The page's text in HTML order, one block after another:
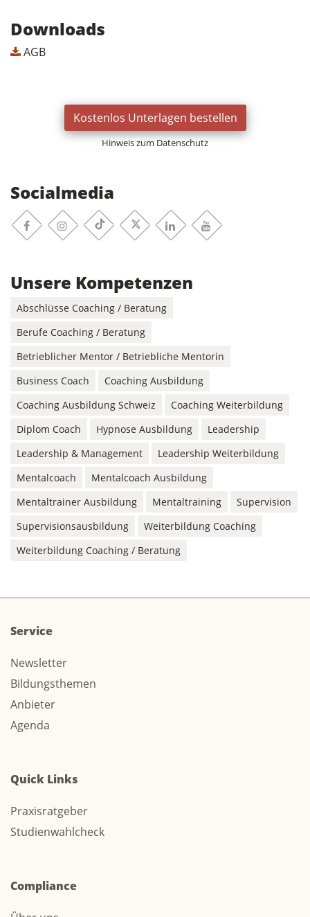
Downloads
AGB
Kostenlos Unterlagen bestellen
Hinweis zum Datenschutz
Socialmedia
FacebookInstagramTikTokX-TwitterLinkedinYoutube
Unsere Kompetenzen
Abschlüsse Coaching / Beratung
Berufe Coaching / Beratung
Betrieblicher Mentor / Betriebliche Mentorin
Business Coach
Coaching Ausbildung
Coaching Ausbildung Schweiz
Coaching Weiterbildung
Diplom Coach
Hypnose Ausbildung
Leadership
Leadership & Management
Leadership Weiterbildung
Mentalcoach
Mentalcoach Ausbildung
Mentaltrainer Ausbildung
Mentaltraining
Supervision
Supervisionsausbildung
Weiterbildung Coaching
Weiterbildung Coaching / Beratung
Service
Newsletter
Bildungsthemen
Anbieter
Agenda
Quick Links
Praxisratgeber
Studienwahlcheck
Compliance